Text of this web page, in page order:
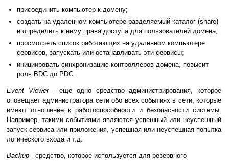
присоединить компьютер к домену;
создать на удаленном компьютере разделяемый каталог (share)
и определить к нему права доступа для пользователей домена;
просмотреть список работающих на удаленном компьютере
сервисов, запускать или останавливать эти сервисы;
инициировать синхронизацию контроллеров домена, повысит
роль BDC до PDC.
Event Viewer- еще одно средство администрирования, которое
оповещает администратора сети обо всех событиях в сети, которые
имеют отношение к работоспособности и безопасности системы.
Например, такими событиями являются успешный или неуспешный
запуск сервиса или приложения, успешная или неуспешная попытка
логического входа и т.д.
Backup - средство, которое используется для резервного